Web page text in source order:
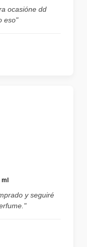
ocasióne dd
eso"
y seguiré